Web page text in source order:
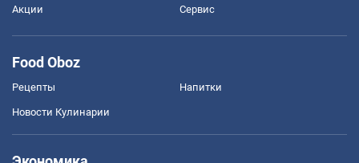
Акции Сервис
Food Oboz
Рецепты Напитки
Новости Кулинарии